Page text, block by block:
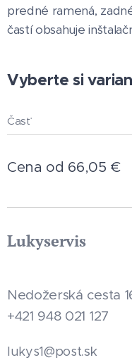
predné ramená,
častí obsahuje
Vyberte si
Časť
Cena od 66,05 €
Lukyservis
Nedožerská cesta
+421 948 021 127
lukys1@post.sk